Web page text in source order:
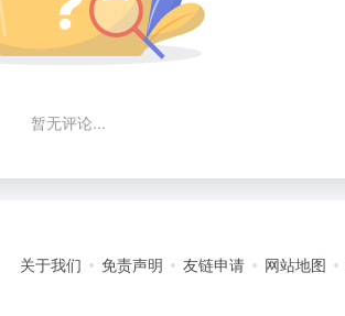
暂无评论...
关于我们 免责声明 友链申请 网站地图